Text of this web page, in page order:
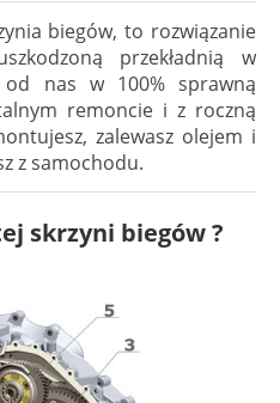
biegów, to rozwiązanie
przekładnią w
od nas w 100% sprawną
remoncie i z roczną
zalewasz olejem i
z samochodu.
skrzyni biegów ?